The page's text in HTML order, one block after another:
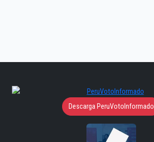
Descarga PeruVotoInformado